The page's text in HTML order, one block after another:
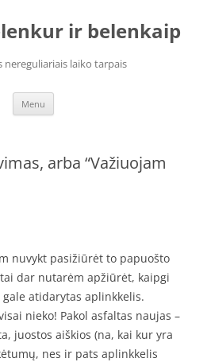
ir belenkaip
nereguliariais laiko tarpais
Menu
arba “Važiuojam
nuvykt pasižiūrėt to papuošto
dar nutarėm apžiūrėt, kaipgi
atidarytas aplinkkelis.
nieko! Pakol asfaltas naujas –
juostos aiškios (na, kai kur yra
nes ir pats aplinkkelis